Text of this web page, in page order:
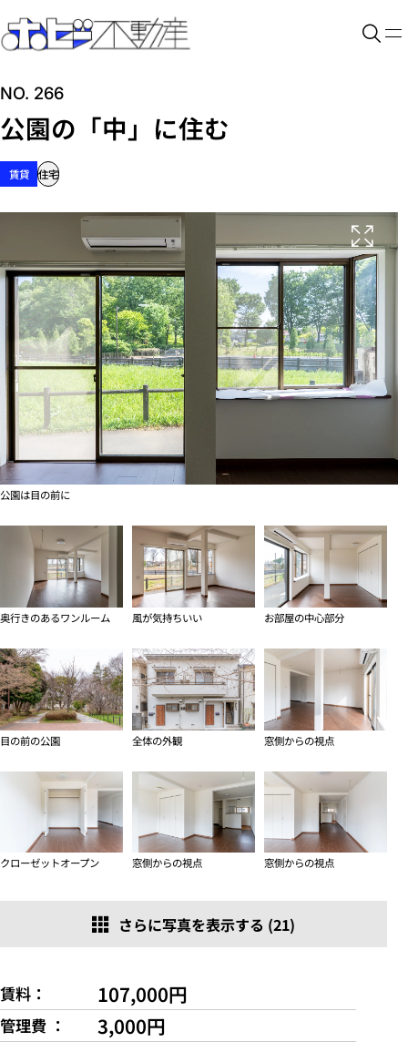
NO. 266
公園の「中」に住む
賃貸 住宅
公園は目の前に
奥行きのあるワンルーム 風が気持ちいい お部屋の中心部分
目の前の公園 全体の外観 窓側からの視点
クローゼットオープン 窓側からの視点 窓側からの視点
さらに写真を表示する (21)
賃料 107,000円
管理費 3,000円